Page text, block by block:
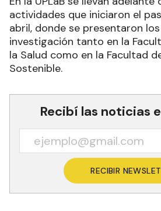
actividades que iniciaron el
abril, donde se presentaron
investigación tanto en la
la Salud como en la Facultad
Sostenible.
Recibí las noticias
RECIBIR